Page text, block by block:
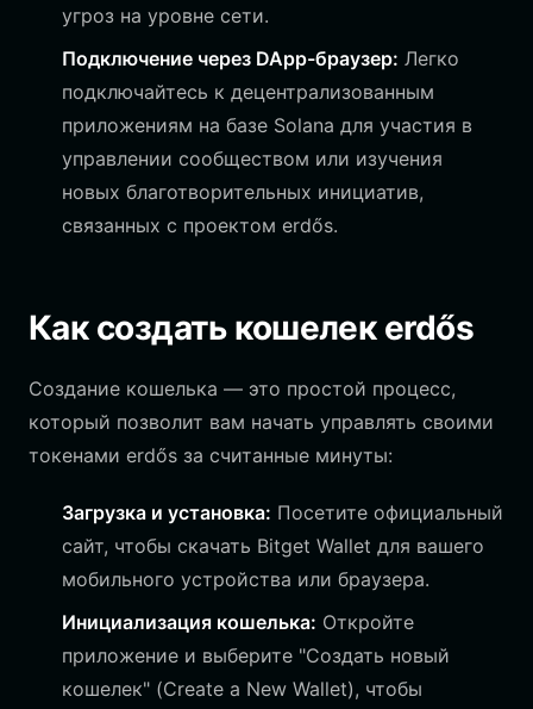
угроз на уровне сети.
Подключение через DApp-браузер: Легко
подключайтесь к децентрализованным
приложениям на базе Solana для участия в
управлении сообществом или изучения
новых благотворительных инициатив,
связанных с проектом erdős.
Как создать кошелек erdős
Создание кошелька — это простой процесс,
который позволит вам начать управлять своими
токенами erdős за считанные минуты:
Загрузка и установка: Посетите официальный
сайт, чтобы скачать Bitget Wallet для вашего
мобильного устройства или браузера.
Инициализация кошелька: Откройте
приложение и выберите "Создать новый
кошелек" (Create a New Wallet), чтобы